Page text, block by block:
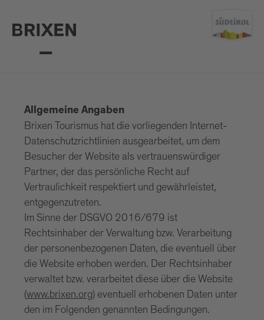
Allgemeine Angaben
Brixen Tourismus hat die vorliegenden Internet-
Datenschutzrichtlinien ausgearbeitet, um dem
Besucher der Website als vertrauenswürdiger
Partner, der das persönliche Recht auf
Vertraulichkeit respektiert und gewährleistet,
entgegenzutreten.
Im Sinne der DSGVO 2016/679 ist
Rechtsinhaber der Verwaltung bzw. Verarbeitung
der personenbezogenen Daten, die eventuell über
die Website erhoben werden. Der Rechtsinhaber
verwaltet bzw. verarbeitet diese über die Website
(www.brixen.org) eventuell erhobenen Daten unter
den im Folgenden genannten Bedingungen.